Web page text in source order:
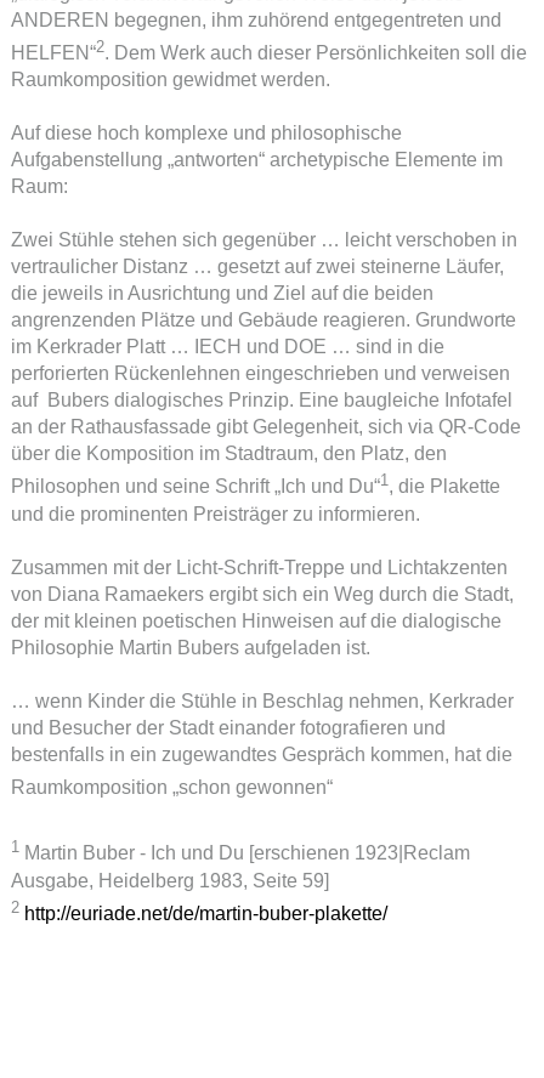
ANDEREN begegnen, ihm zuhörend entgegentreten und
HELFEN“2. Dem Werk auch dieser Persönlichkeiten soll die
Raumkomposition gewidmet werden.
Auf diese hoch komplexe und philosophische
Aufgabenstellung „antworten“ archetypische Elemente im
Raum:
Zwei Stühle stehen sich gegenüber … leicht verschoben in
vertraulicher Distanz … gesetzt auf zwei steinerne Läufer,
die jeweils in Ausrichtung und Ziel auf die beiden
angrenzenden Plätze und Gebäude reagieren. Grundworte
im Kerkrader Platt … IECH und DOE … sind in die
perforierten Rückenlehnen eingeschrieben und verweisen
auf Bubers dialogisches Prinzip. Eine baugleiche Infotafel
an der Rathausfassade gibt Gelegenheit, sich via QR-Code
über die Komposition im Stadtraum, den Platz, den
Philosophen und seine Schrift „Ich und Du“1, die Plakette
und die prominenten Preisträger zu informieren.
Zusammen mit der Licht-Schrift-Treppe und Lichtakzenten
von Diana Ramaekers ergibt sich ein Weg durch die Stadt,
der mit kleinen poetischen Hinweisen auf die dialogische
Philosophie Martin Bubers aufgeladen ist.
… wenn Kinder die Stühle in Beschlag nehmen, Kerkrader
und Besucher der Stadt einander fotografieren und
bestenfalls in ein zugewandtes Gespräch kommen, hat die
Raumkomposition „schon gewonnen“
1Martin Buber - Ich und Du [erschienen 1923|Reclam
Ausgabe, Heidelberg 1983, Seite 59]
2 http://euriade.net/de/martin-buber-plakette/